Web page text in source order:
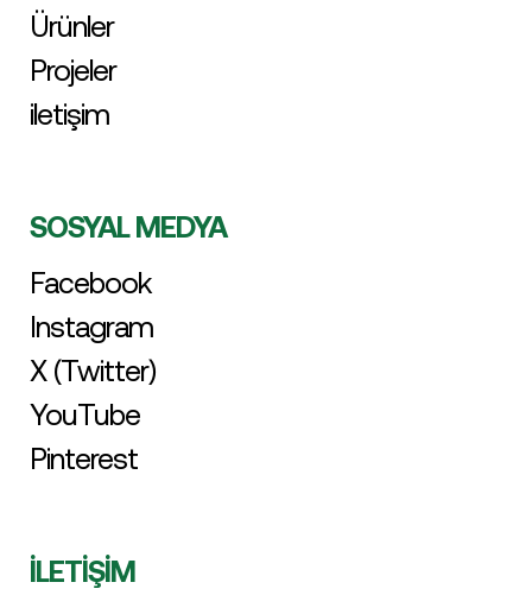
Ürünler
Projeler
iletişim
SOSYAL MEDYA
Facebook
Instagram
X (Twitter)
YouTube
Pinterest
İLETİŞİM